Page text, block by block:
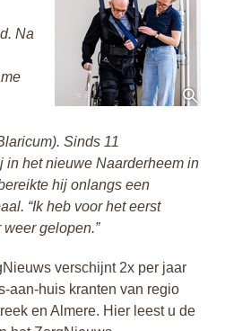
Na
Sinds 11
in het nieuwe Naarderheem in
hij onlangs een
“Ik heb voor het eerst
gelopen.”
verschijnt 2x per jaar
aan-huis kranten van regio
en Almere. Hier leest u de